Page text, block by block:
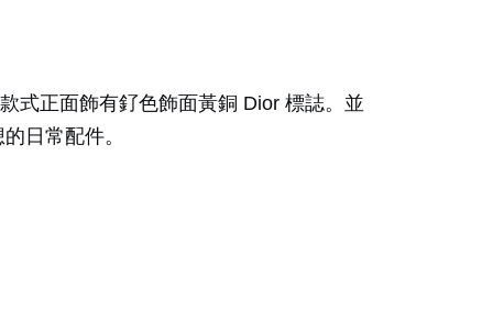
式正面飾有釕色飾面黃銅 Dior 標誌。並
日常配件。